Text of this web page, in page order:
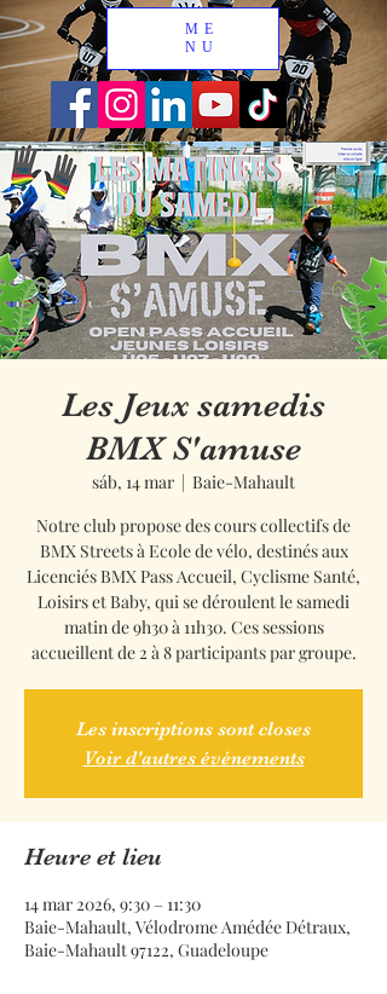
ME
NU
Les Jeux samedis
BMX S'amuse
sáb, 14 mar
  |
Baie-Mahault
Notre club propose des cours collectifs de
BMX Streets à Ecole de vélo, destinés aux
Licenciés BMX Pass Accueil, Cyclisme Santé,
Loisirs et Baby, qui se déroulent le samedi
matin de 9h30 à 11h30. Ces sessions
accueillent de 2 à 8 participants par groupe.
Les inscriptions sont closes
Voir d'autres événements
Heure et lieu
14 mar 2026, 9:30 – 11:30
Baie-Mahault, Vélodrome Amédée Détraux,
Baie-Mahault 97122, Guadeloupe